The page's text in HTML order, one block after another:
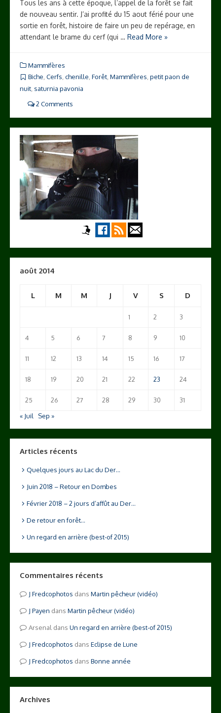
Tous les ans à cette époque, l’appel de la forêt se fait
de nouveau sentir. J’ai profité du 15 aout férié pour une
sortie en forêt, histoire de faire un peu de repérage, en
attendant le brame du cerf (qui … Read More »
Mammifères
Biche, Cerfs, chenille, Forêt, Mammifères, petit paon de
nuit saturnia pavonia
2 Comments
août 2014
L M M J V S D
1 2 3
4 5 6 7 8 9 10
11 12 13 14 15 16 17
18 19 20 21 22 23 24
25 26 27 28 29 30
31
« Juil
Sep »
Articles récents
Quelques jours au Lac du Der…
Juin 2018 – Retour en Dombes
Février 2018 – 2 jours d’affût au Der…
De retour en forêt…
Un regard en arrière (best-of 2015)
Commentaires récents
Fredcophotos dans Martin pêcheur (vidéo)
Payen dans Martin pêcheur (vidéo)
Arsenal dans Un regard en arrière (best-of 2015)
Fredcophotos dans Eclipse de Lune
Fredcophotos dans Bonne année
Archives